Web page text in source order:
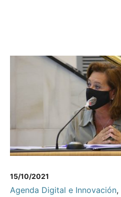
15/10/2021
Agenda Digital e Innovación,